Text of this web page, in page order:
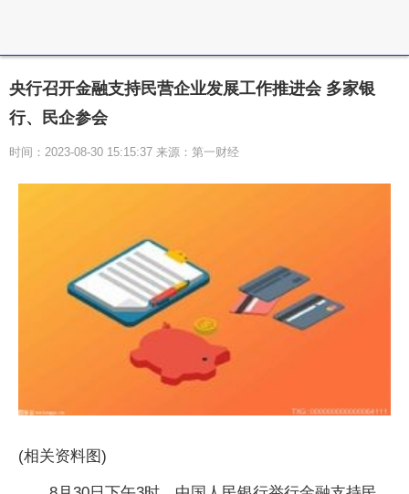
央行召开金融支持民营企业发展工作推进会 多家银
行、民企参会
时间：2023-08-30 15:15:37 来源：第一财经
(相关资料图)